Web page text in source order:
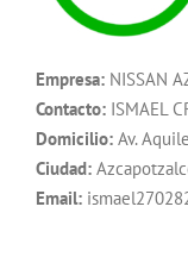
Empresa: NISSAN
Contacto: ISMAEL
Domicilio: Av.
Ciudad:
Email: